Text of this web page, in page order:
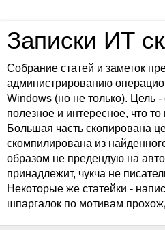
Записки ИТ
Собрание статей и заметок
администрированию
Windows (но не только). Цель
полезное и интересное, что
Большая часть скопирована
скомпилирована из
образом не предендую на
принадлежит, чукча не
Некоторые же статейки -
шпаргалок по мотивам